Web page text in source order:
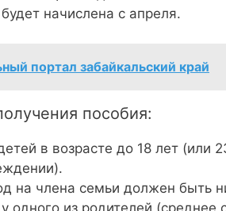
начислена с апреля.
портал забайкальский край
пособия:
в возрасте до 18 лет (или
на члена семьи должен быть